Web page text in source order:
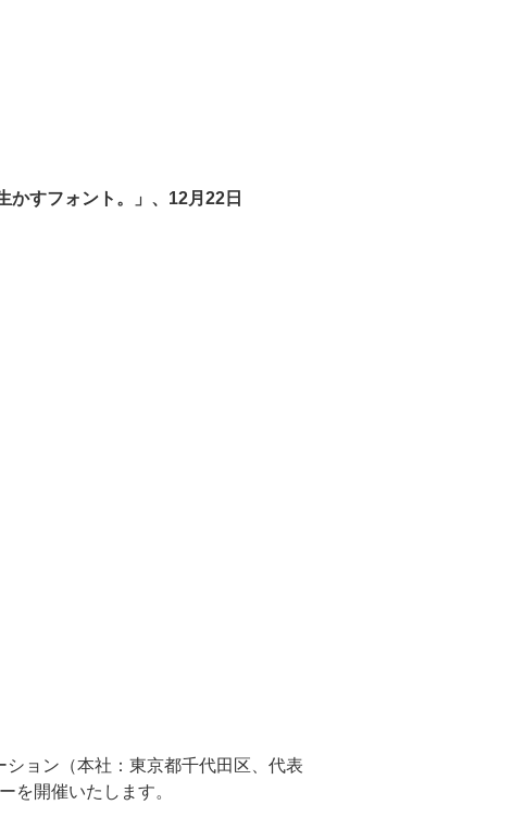
かすフォント。」、12月22日
ョン（本社：東京都千代田区、代表
を開催いたします。